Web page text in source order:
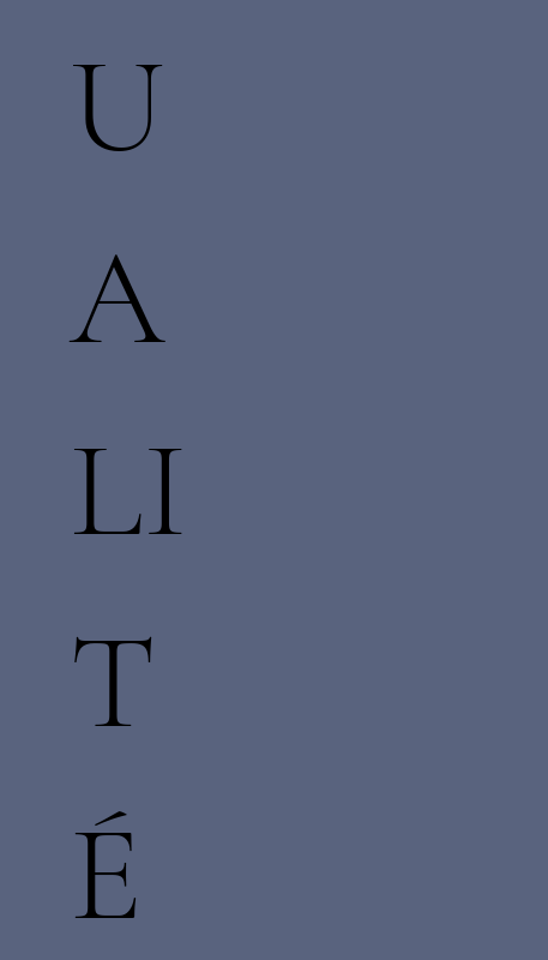
U
A
LI
T
É